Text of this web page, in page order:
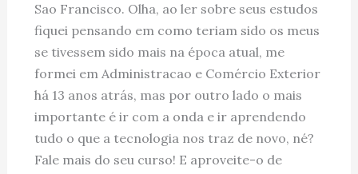
Sao Francisco. Olha, ao ler sobre seus estudos
fiquei pensando em como teriam sido os meus
se tivessem sido mais na época atual, me
formei em Administracao e Comércio Exterior
há 13 anos atrás, mas por outro lado o mais
importante é ir com a onda e ir aprendendo
tudo o que a tecnologia nos traz de novo, né?
Fale mais do seu curso! E aproveite-o de